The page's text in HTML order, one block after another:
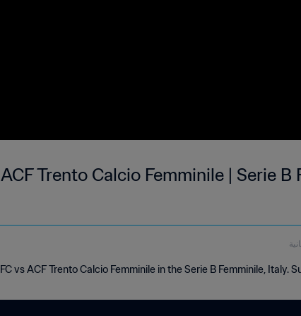
Trento Calcio Femminile | Serie B
vs ACF Trento Calcio Femminile in the Serie B Femminile, Italy.